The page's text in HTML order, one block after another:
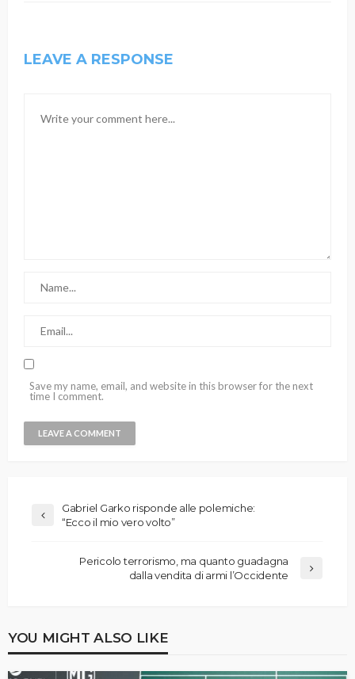
LEAVE A RESPONSE
Save my name, email, and website in this browser for the next
time I comment.
Gabriel Garko risponde alle polemiche:
“Ecco il mio vero volto”
Pericolo terrorismo, ma quanto guadagna
dalla vendita di armi l’Occidente
YOU MIGHT ALSO LIKE